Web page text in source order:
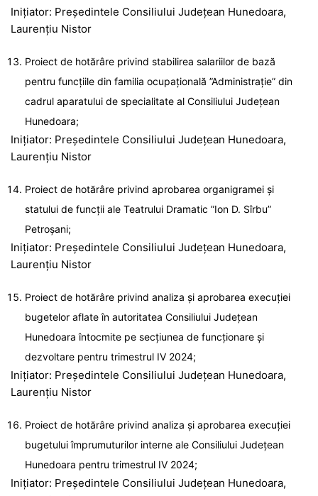
Inițiator: Președintele Consiliului Județean Hunedoara,
Laurențiu Nistor
Proiect de hotărâre privind stabilirea salariilor de bază
pentru funcțiile din familia ocupațională ”Administrație” din
cadrul aparatului de specialitate al Consiliului Județean
Hunedoara;
Inițiator: Președintele Consiliului Județean Hunedoara,
Laurențiu Nistor
Proiect de hotărâre privind aprobarea organigramei și
statului de funcții ale Teatrului Dramatic ”Ion D. Sîrbu”
Petroșani;
Inițiator: Președintele Consiliului Județean Hunedoara,
Laurențiu Nistor
Proiect de hotărâre privind analiza şi aprobarea execuţiei
bugetelor aflate în autoritatea Consiliului Judeţean
Hunedoara întocmite pe secţiunea de funcţionare şi
dezvoltare pentru trimestrul IV 2024;
Inițiator: Președintele Consiliului Județean Hunedoara,
Laurențiu Nistor
Proiect de hotărâre privind analiza şi aprobarea execuţiei
bugetului împrumuturilor interne ale Consiliului Judeţean
Hunedoara pentru trimestrul IV 2024;
Inițiator: Președintele Consiliului Județean Hunedoara,